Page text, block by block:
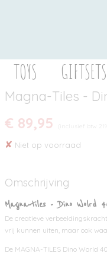
TOYS GIFTSETS
Magna-Tiles -
€ 89,95 (inclusief btw 21%)
✘ Niet op voorraad
Omschrijving
Magna-tiles - Dino Wolrd
De creatieve
vrij kunnen uiten, maar ook
De MAGNA-TILES Dino World